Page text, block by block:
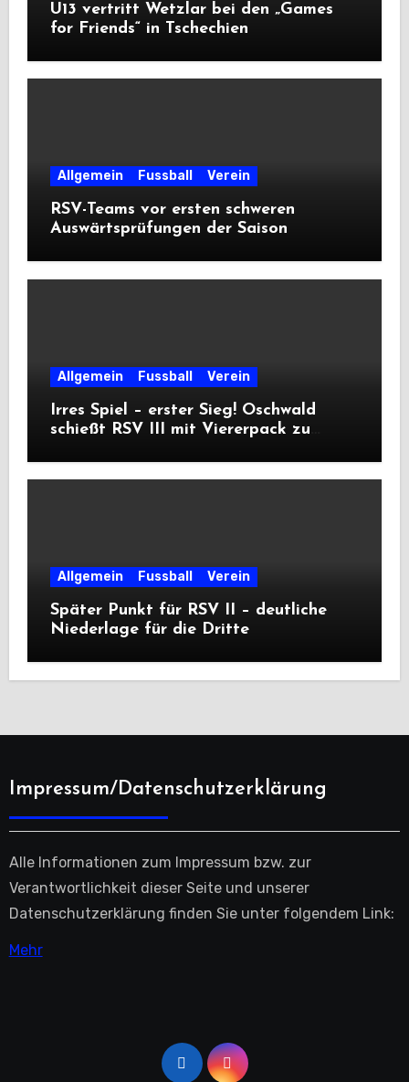
U13 vertritt Wetzlar bei den „Games
for Friends“ in Tschechien
Allgemein Fussball Verein
RSV-Teams vor ersten schweren
Auswärtsprüfungen der Saison
Allgemein Fussball Verein
Irres Spiel – erster Sieg! Oschwald
schießt RSV III mit Viererpack zu
Allgemein Fussball Verein
Später Punkt für RSV II – deutliche
Niederlage für die Dritte
Impressum/Datenschutzerklärung
Alle Informationen zum Impressum bzw. zur
Verantwortlichkeit dieser Seite und unserer
Datenschutzerklärung finden Sie unter folgendem Link:
Mehr